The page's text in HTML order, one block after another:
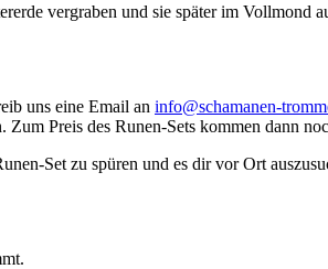
vergraben und sie später im
uns eine Email an info@schamanen-
Preis des Runen-Sets kommen dann
Set zu spüren und es dir vor Ort